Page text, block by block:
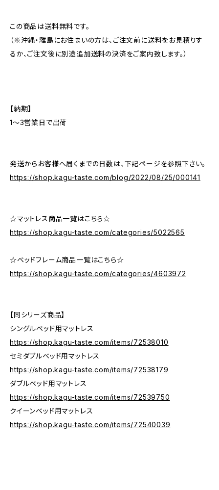
この商品は送料無料です。
（※沖縄・離島にお住まいの方は、ご注文前に送料をお見積りす
るか、ご注文後に別途追加送料の決済をご案内致します。）
【納期】
1〜3営業日で出荷
発送からお客様へ届くまでの日数は、下記ページを参照下さい。
https://shop.kagu-taste.com/blog/2022/08/25/000141
☆マットレス商品一覧はこちら☆
https://shop.kagu-taste.com/categories/5022565
☆ベッドフレーム商品一覧はこちら☆
https://shop.kagu-taste.com/categories/4603972
【同シリーズ商品】
シングルベッド用マットレス
https://shop.kagu-taste.com/items/72538010
セミダブルベッド用マットレス
https://shop.kagu-taste.com/items/72538179
ダブルベッド用マットレス
https://shop.kagu-taste.com/items/72539750
クイーンベッド用マットレス
https://shop.kagu-taste.com/items/72540039